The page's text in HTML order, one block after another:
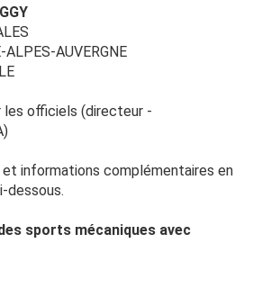
ALPES-AUVERGNE
les officiels (directeur -
et informations complémentaires en
dessous.
sports mécaniques avec